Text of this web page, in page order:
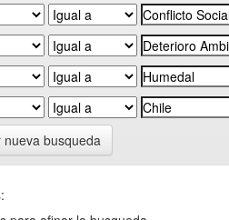
nueva busqueda